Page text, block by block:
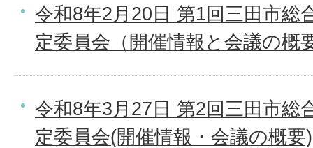
令和8年2月20日 第1回三田市総
定委員会（開催情報と会議の概
令和8年3月27日 第2回三田市総
定委員会(開催情報・会議の概要)